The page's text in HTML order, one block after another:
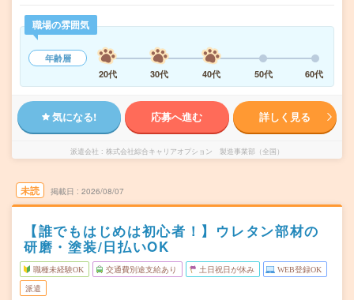
職場の雰囲気
年齢層
20代
30代 40代 50代 60代
気になる! 応募へ進む 詳しく見る
派遣会社 株式会社綜合キャリアオプション 製造事業部（全国）
未読 掲載日 2026/08/07
【誰でもはじめは初心者！】ウレタン部材の
研磨・塗装/日払いOK
職種未経験OK 交通費別途支給あり 土日祝日が休み WEB登録OK
派遣